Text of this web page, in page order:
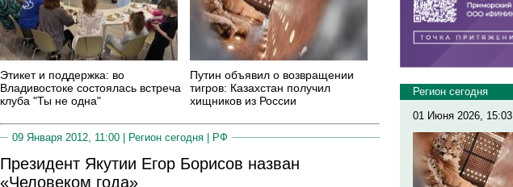
Этикет и поддержка: во
Владивостоке состоялась встреча
клуба "Ты не одна"
Путин объявил о возвращении
тигров: Казахстан получил
хищников из России
09 Января 2012, 11:00 | Регион сегодня РФ
Президент Якутии Егор Борисов назван
«Человеком года»
Регион сегодня
01 Июня 2026, 15:03